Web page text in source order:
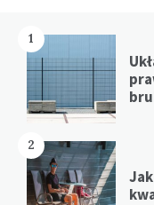
1
2